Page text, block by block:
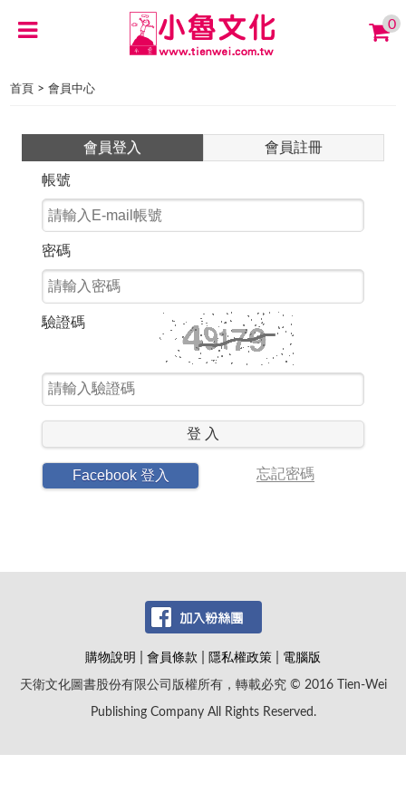
0
首頁 >會員中心
會員登入 會員註冊
帳號
密碼
驗證碼
登 入
Facebook 登入 忘記密碼
購物說明 會員條款 隱私權政策
電腦版
天衛文化圖書股份有限公司版權所有，轉載必究 © 2016 Tien-Wei
Publishing Company All Rights Reserved.